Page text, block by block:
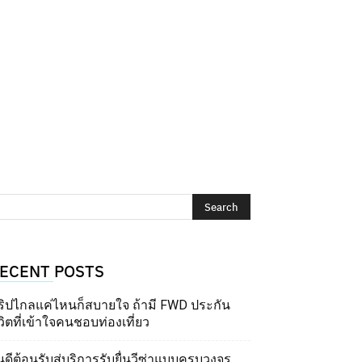
POSTS
ปไกลแค่ไหนก็สบายใจ ถ้ามี FWD ประกัน
ตที่เข้าใจคนชอบท่องเที่ยว